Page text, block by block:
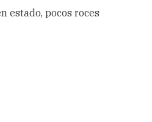
estado, pocos roces